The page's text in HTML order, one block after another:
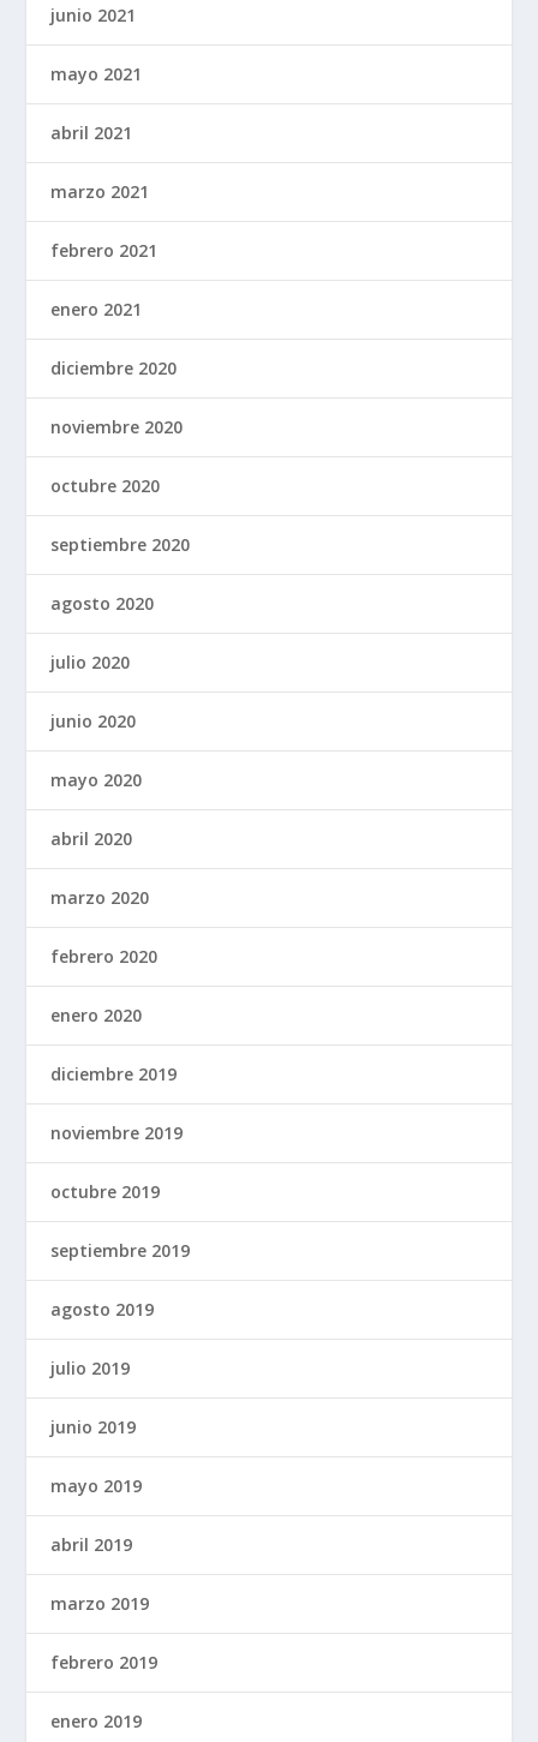
junio 2021
mayo 2021
abril 2021
marzo 2021
febrero 2021
enero 2021
diciembre 2020
noviembre 2020
octubre 2020
septiembre 2020
agosto 2020
julio 2020
junio 2020
mayo 2020
abril 2020
marzo 2020
febrero 2020
enero 2020
diciembre 2019
noviembre 2019
octubre 2019
septiembre 2019
agosto 2019
julio 2019
junio 2019
mayo 2019
abril 2019
marzo 2019
febrero 2019
enero 2019